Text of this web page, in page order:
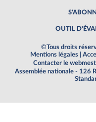
OUTIL
©Tous droits
Mentions légales
Contacter le
Assemblée nationale - 126